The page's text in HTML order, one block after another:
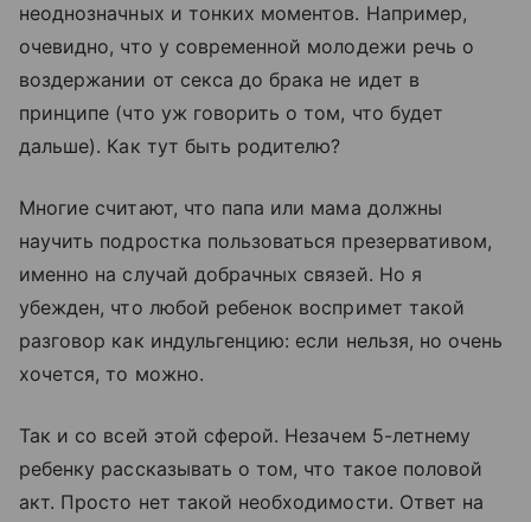
неоднозначных и тонких моментов. Например,
очевидно, что у современной молодежи речь о
воздержании от секса до брака не идет в
принципе (что уж говорить о том, что будет
дальше). Как тут быть родителю?
Многие считают, что папа или мама должны
научить подростка пользоваться презервативом,
именно на случай добрачных связей. Но я
убежден, что любой ребенок воспримет такой
разговор как индульгенцию: если нельзя, но очень
хочется, то можно.
Так и со всей этой сферой. Незачем 5-летнему
ребенку рассказывать о том, что такое половой
акт. Просто нет такой необходимости. Ответ на